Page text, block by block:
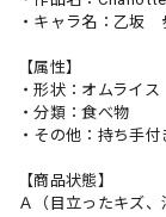
・キャラ名：乙坂
【属性】
・形状：オムライス
・分類：食べ物
・その他：持ち手
【商品状態】
Ａ（目立ったキズ、